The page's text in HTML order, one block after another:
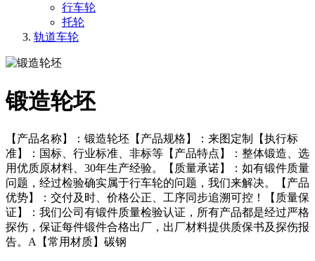
行车轮
托轮
轨道车轮
锻造轮坯
【产品名称】：锻造轮坯【产品规格】：来图定制【执行标
准】：国标、行业标准、非标等【产品特点】：整体锻造、选
用优质原材料、30年生产经验。【质量承诺】：如有锻件质量
问题，经过检验确实属于行车轮的问题，我们来解决。【产品
优势】：交付及时、价格公正、工序同步追溯可控！【质量保
证】：我们公司有锻件质量检验认证，所有产品都是经过严格
探伤，保证每件锻件合格出厂，出厂材料提供质保书及探伤报
告。A【常用材质】碳钢